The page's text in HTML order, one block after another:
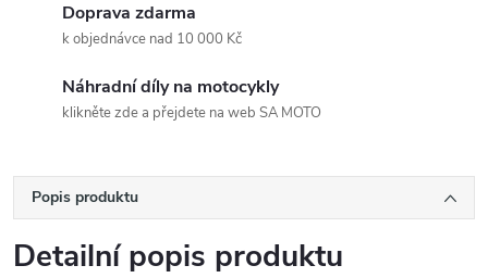
Doprava zdarma
k objednávce nad 10 000 Kč
Náhradní díly na motocykly
klikněte zde a přejdete na web SA MOTO
Popis produktu
Detailní popis produktu